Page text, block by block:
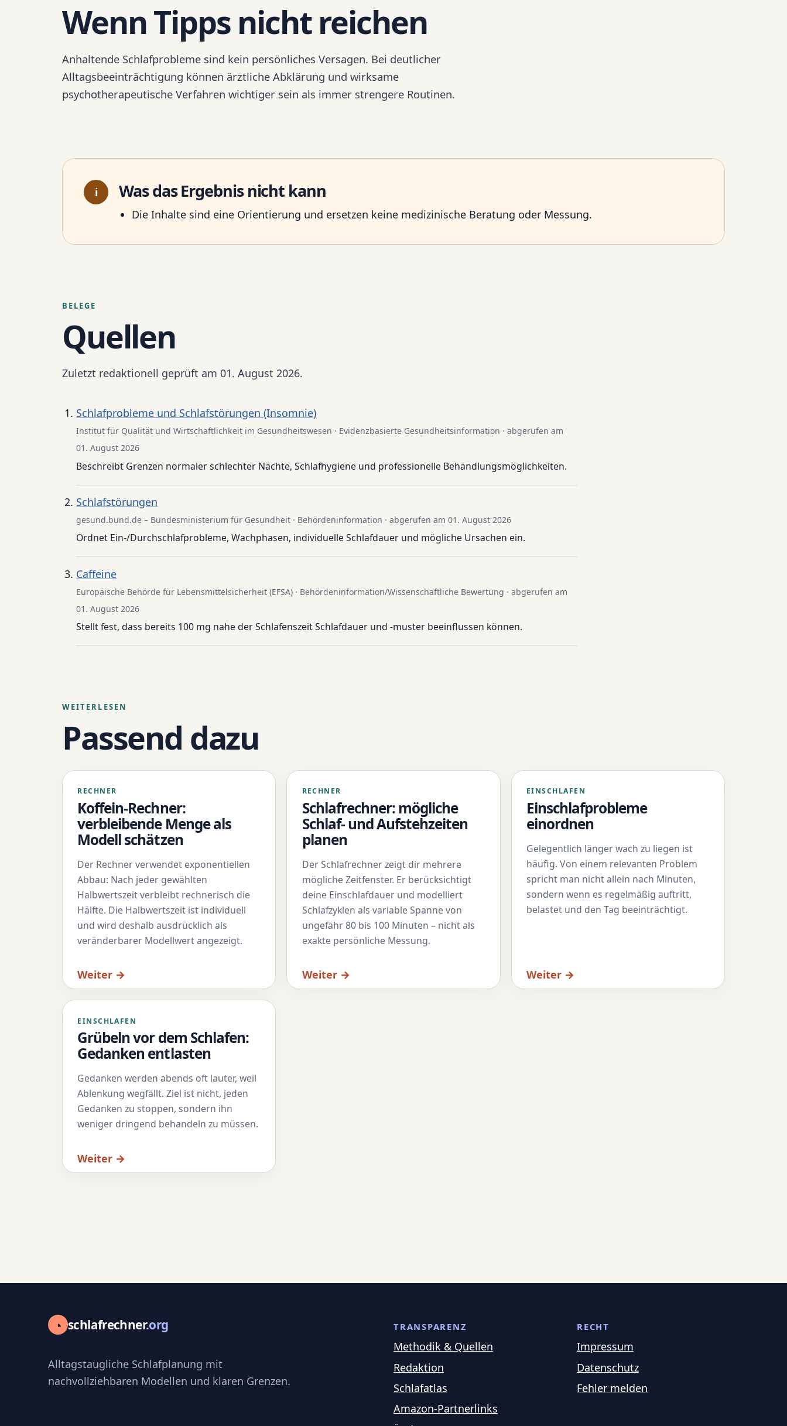
Wenn Tipps nicht reichen
Anhaltende Schlafprobleme sind kein persönliches Versagen. Bei deutlicher
Alltagsbeeinträchtigung können ärztliche Abklärung und wirksame
psychotherapeutische Verfahren wichtiger sein als immer strengere Routinen.
i Was das Ergebnis nicht kann
Die Inhalte sind eine Orientierung und ersetzen keine medizinische Beratung oder Messung.
BELEGE
Quellen
Zuletzt redaktionell geprüft am 01. August 2026.
Schlafprobleme und Schlafstörungen (Insomnie)
Institut für Qualität und Wirtschaftlichkeit im Gesundheitswesen · Evidenzbasierte Gesundheitsinformation · abgerufen am
01. August 2026
Beschreibt Grenzen normaler schlechter Nächte, Schlafhygiene und professionelle Behandlungsmöglichkeiten.
Schlafstörungen
gesund.bund.de – Bundesministerium für Gesundheit · Behördeninformation · abgerufen am 01. August 2026
Ordnet Ein-/Durchschlafprobleme, Wachphasen, individuelle Schlafdauer und mögliche Ursachen ein.
Caffeine
Europäische Behörde für Lebensmittelsicherheit (EFSA) · Behördeninformation/Wissenschaftliche Bewertung · abgerufen am
01. August 2026
Stellt fest, dass bereits 100 mg nahe der Schlafenszeit Schlafdauer und -muster beeinflussen können.
WEITERLESEN
Passend dazu
RECHNER
Koffein-Rechner:
verbleibende Menge als
Modell schätzen
Der Rechner verwendet exponentiellen
Abbau: Nach jeder gewählten
Halbwertszeit verbleibt rechnerisch die
Hälfte. Die Halbwertszeit ist individuell
und wird deshalb ausdrücklich als
veränderbarer Modellwert angezeigt.
Weiter →
RECHNER
Schlafrechner: mögliche
Schlaf- und Aufstehzeiten
planen
Der Schlafrechner zeigt dir mehrere
mögliche Zeitfenster. Er berücksichtigt
deine Einschlafdauer und modelliert
Schlafzyklen als variable Spanne von
ungefähr 80 bis 100 Minuten – nicht als
exakte persönliche Messung.
Weiter →
EINSCHLAFEN
Einschlafprobleme
einordnen
Gelegentlich länger wach zu liegen ist
häufig. Von einem relevanten Problem
spricht man nicht allein nach Minuten,
sondern wenn es regelmäßig auftritt,
belastet und den Tag beeinträchtigt.
Weiter →
EINSCHLAFEN
Grübeln vor dem Schlafen:
Gedanken entlasten
Gedanken werden abends oft lauter, weil
Ablenkung wegfällt. Ziel ist nicht, jeden
Gedanken zu stoppen, sondern ihn
weniger dringend behandeln zu müssen.
Weiter →
◔ schlafrechner.org
Alltagstaugliche Schlafplanung mit
nachvollziehbaren Modellen und klaren Grenzen.
TRANSPARENZ
Methodik & Quellen
Redaktion
Schlafatlas
Amazon-Partnerlinks
RECHT
Impressum
Datenschutz
Fehler melden